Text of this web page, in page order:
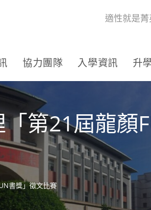
適性就是
協力團隊 入學資訊 升
第21屆龍顏
書獎」徵文比賽